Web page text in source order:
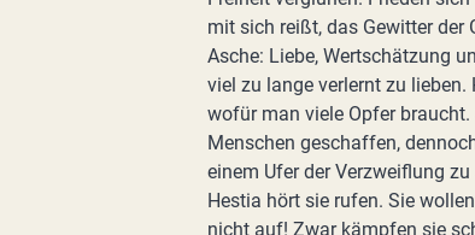
mit sich reißt, das Gewitter
Asche: Liebe, Wertschätzung
viel zu lange verlernt zu
wofür man viele Opfer
Menschen geschaffen,
einem Ufer der Verzweiflung
Hestia hört sie rufen. Sie
nicht auf! Zwar kämpfen sie